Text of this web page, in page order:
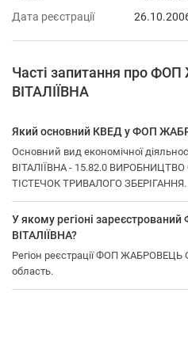
Дата реєстрації
Часті запитання про
ВІТАЛІЇВНА
Який основний КВЕД у ФОП
Основний вид економічної
ВІТАЛІЇВНА - 15.82.0
ТІСТЕЧОК ТРИВАЛОГО ЗБЕРІГАННЯ.
У якому регіоні
ВІТАЛІЇВНА?
Регіон реєстрації ФОП ЖАБРОВЕЦЬ
область.